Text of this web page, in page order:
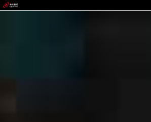
NOPAY钱包